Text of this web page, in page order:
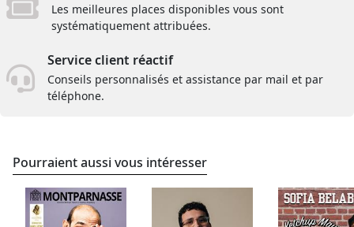
Les meilleures places disponibles vous sont
systématiquement attribuées.
Service client réactif
Conseils personnalisés et assistance par mail et par
téléphone.
Pourraient aussi vous intéresser